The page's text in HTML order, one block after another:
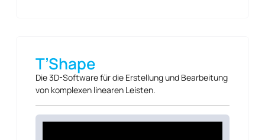
T’Shape
Die 3D-Software für die Erstellung und Bearbeitung
von komplexen linearen Leisten.